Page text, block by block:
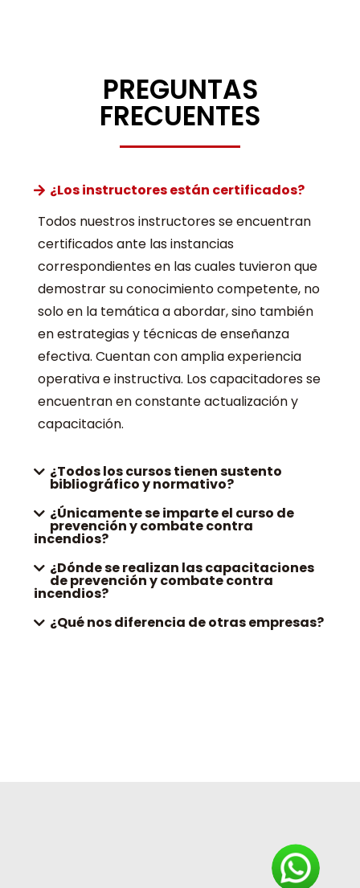
PREGUNTAS
FRECUENTES
¿Los instructores están certificados?
Todos nuestros instructores se encuentran
certificados ante las instancias
correspondientes en las cuales tuvieron que
demostrar su conocimiento competente, no
solo en la temática a abordar, sino también
en estrategias y técnicas de enseñanza
efectiva. Cuentan con amplia experiencia
operativa e instructiva. Los capacitadores se
encuentran en constante actualización y
capacitación.
¿Todos los cursos tienen sustento
bibliográfico y normativo?
¿Únicamente se imparte el curso de
prevención y combate contra
incendios?
¿Dónde se realizan las capacitaciones
de prevención y combate contra
incendios?
¿Qué nos diferencia de otras empresas?